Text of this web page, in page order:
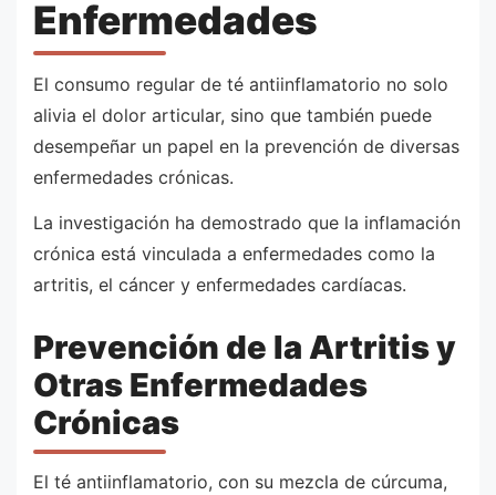
Enfermedades
El consumo regular de té antiinflamatorio no solo
alivia el dolor articular, sino que también puede
desempeñar un papel en la prevención de diversas
enfermedades crónicas.
La investigación ha demostrado que la inflamación
crónica está vinculada a enfermedades como la
artritis, el cáncer y enfermedades cardíacas.
Prevención de la Artritis y
Otras Enfermedades
Crónicas
El té antiinflamatorio, con su mezcla de cúrcuma,